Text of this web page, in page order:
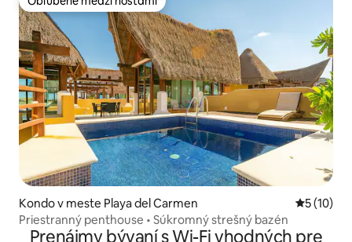
Obľúbené medzi hosťami
Kondo v meste Playa del Carmen
5 (10)
Priestranný penthouse • Súkromný strešný bazén
Prenájmy bývaní s Wi-Fi vhodných pre